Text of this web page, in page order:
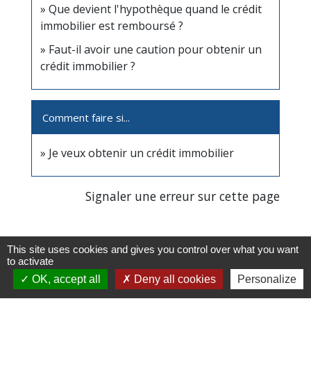
Que devient l'hypothèque quand le crédit
immobilier est remboursé ?
Faut-il avoir une caution pour obtenir un
crédit immobilier ?
Comment faire si...
Je veux obtenir un crédit immobilier
Signaler une erreur sur cette page
This site uses cookies and gives you control over what you want
to activate
OK, accept all
Deny all cookies Personalize